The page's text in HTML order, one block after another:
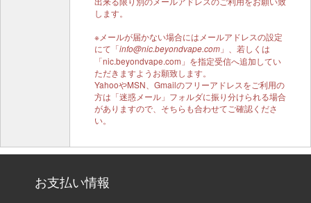
します。
※メールが届かない場合にはメールアドレスの設定
にて「info@nic.beyondvape.com 」、若しくは
「nic.beyondvape.com」を指定受信へ追加してい
ただきますようお願致します。
YahooやMSN、Gmailのフリーアドレスをご利用の
方は「迷惑メール」フォルダに振り分けられる場合
がありますので、そちらも合わせてご確認くださ
い。
お支払い情報